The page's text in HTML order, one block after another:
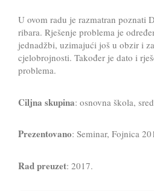
U ovom radu je razmatran poznati
ribara. Rješenje problema je
jednadžbi, uzimajući još u obzir i
cjelobrojnosti. Također je dato i
problema.
Ciljna skupina: osnovna škola,
Prezentovano: Seminar, Fojnica
Rad preuzet: 2017.